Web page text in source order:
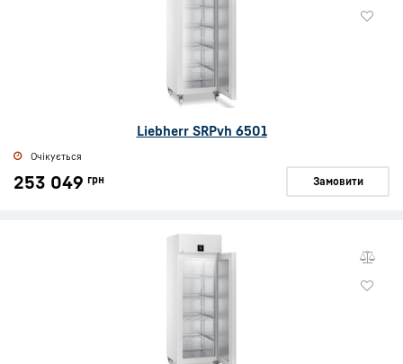
Liebherr SRPvh 6501
Очікується
253 049 грн Замовити